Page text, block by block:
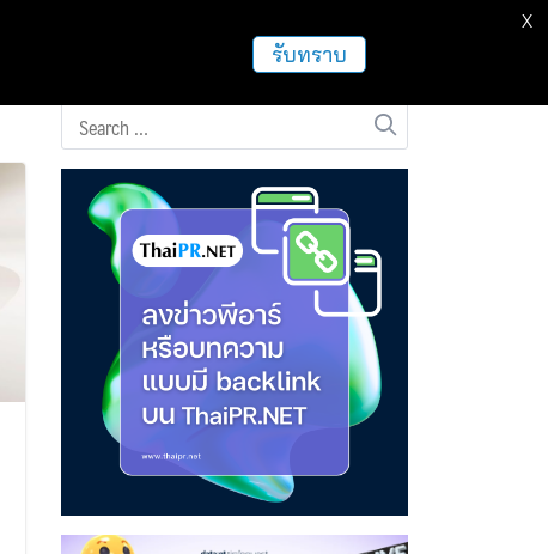
ฝากข่าวประชาสัมพันธ์
รับทราบ
X